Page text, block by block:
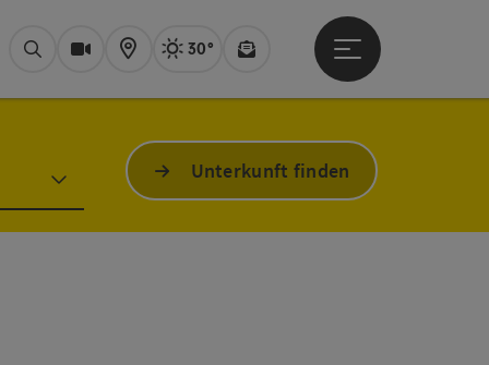
SuchenWebcams
Karte Aktuelles Wetter Bad Ischl,
30°
Newsletter
Hauptmenü öffnen
Unterkunft finden